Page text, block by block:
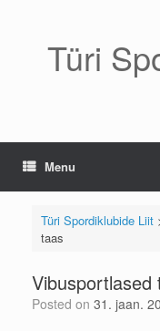
Türi
Menu
Türi Spordiklubide Liit
taas
Vibusportlased
Posted on 31. jaan.